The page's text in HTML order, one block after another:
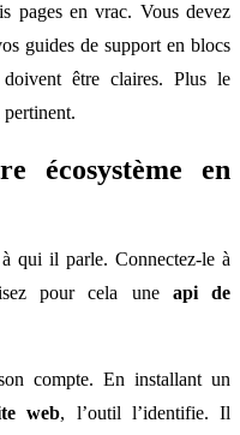
pages en vrac. Vous devez
guides de support en blocs
être claires. Plus le
pertinent.
écosystème en
qui il parle. Connectez-le à
pour cela une api de
compte. En installant un
web, l’outil l’identifie. Il